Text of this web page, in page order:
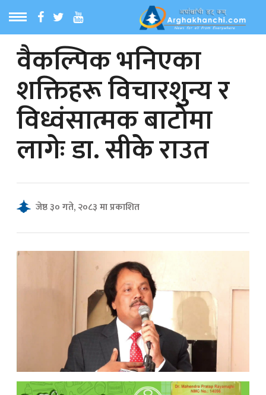
MENU
समाचार
समाचार
News
वैकल्पिक भनिएका
शक्तिहरू विचारशुन्य र
विध्वंसात्मक बाटोमा
लागेः डा. सीके राउत
जेष्ठ ३० गते, २०८३ मा प्रकाशित